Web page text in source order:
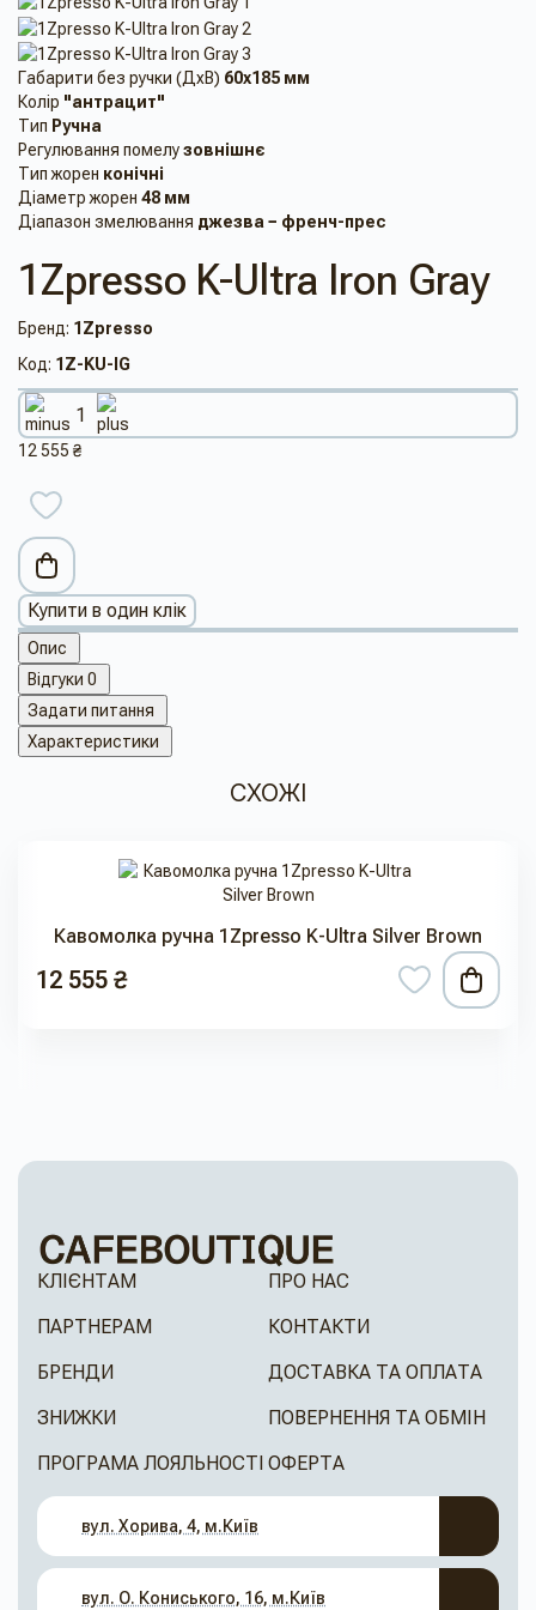
Габарити без ручки (ДхВ) 60x185 мм
Колір "антрацит"
Тип Ручна
Регулювання помелузовнішнє
Тип жорен конічні
Діаметр жорен 48 мм
Діапазон змелювання джезва − френч-прес
1Zpresso K-Ultra Iron Gray
Бренд: 1Zpresso
Код: 1Z-KU-IG
12 555 ₴
Купити в один клік
Опис
Відгуки 0
Задати питання
Характеристики
СХОЖІ
Кавомолка ручна 1Zpresso K-Ultra Silver Brown
12 555 ₴
КЛІЄНТАМ
ПАРТНЕРАМ
БРЕНДИ
ЗНИЖКИ
ПРОГРАМА ЛОЯЛЬНОСТІ
ПРО НАС
КОНТАКТИ
ДОСТАВКА ТА ОПЛАТА
ПОВЕРНЕННЯ ТА ОБМІН
ОФЕРТА
вул. Хорива, 4, м.Київ
вул. О. Кониського, 16, м.Київ